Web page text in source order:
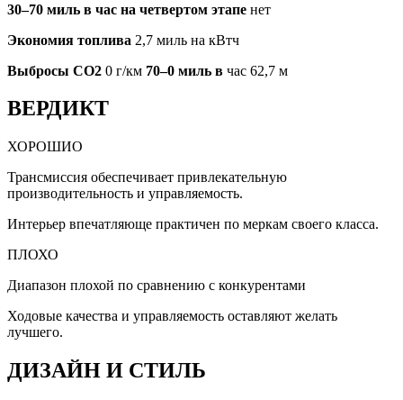
30–70 миль в час на четвертом этапе нет
Экономия топлива 2,7 миль на кВтч
Выбросы CO2 0 г/км 70–0 миль в час 62,7 м
ВЕРДИКТ
ХОРОШИО
Трансмиссия обеспечивает привлекательную
производительность и управляемость.
Интерьер впечатляюще практичен по меркам своего класса.
ПЛОХО
Диапазон плохой по сравнению с конкурентами
Ходовые качества и управляемость оставляют желать
лучшего.
ДИЗАЙН И СТИЛЬ